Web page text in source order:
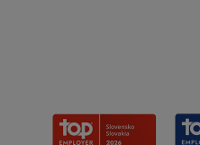
zobrazovať aj na rôznych
spoločnosti Lidl ak vám